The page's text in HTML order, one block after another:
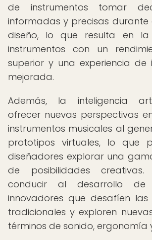
de instrumentos tomar
informadas y precisas durante
diseño, lo que resulta en
instrumentos con un
superior y una experiencia de
mejorada.
Además, la inteligencia
ofrecer nuevas perspectivas
instrumentos musicales al
prototipos virtuales, lo que
diseñadores explorar una
de posibilidades
conducir al desarrollo de
innovadores que desafíen las
tradicionales y exploren
términos de sonido, ergonomía